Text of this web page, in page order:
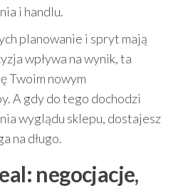
i handlu.
planowanie i spryt mają
wpływa na wynik, ta
Twoim nowym
A gdy do tego dochodzi
wyglądu sklepu, dostajesz
na długo.
negocjacje,